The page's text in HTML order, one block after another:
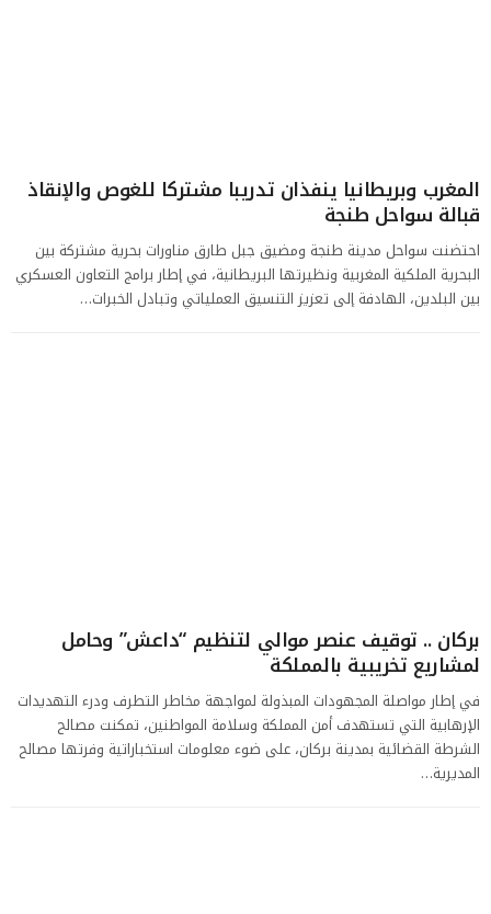
المغرب وبريطانيا ينفذان تدريبا مشتركا للغوص والإنقاذ
قبالة سواحل طنجة
احتضنت سواحل مدينة طنجة ومضيق جبل طارق مناورات بحرية مشتركة بين
البحرية الملكية المغربية ونظيرتها البريطانية، في إطار برامج التعاون العسكري
بين البلدين، الهادفة إلى تعزيز التنسيق العملياتي وتبادل الخبرات…
بركان .. توقيف عنصر موالي لتنظيم “داعش” وحامل
لمشاريع تخريبية بالمملكة
في إطار مواصلة المجهودات المبذولة لمواجهة مخاطر التطرف ودرء التهديدات
الإرهابية التي تستهدف أمن المملكة وسلامة المواطنين، تمكنت مصالح
الشرطة القضائية بمدينة بركان، على ضوء معلومات استخباراتية وفرتها مصالح
المديرية…